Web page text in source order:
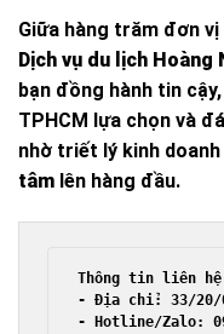
Giữa hàng trăm đơn
Dịch vụ du lịch Hoàng
bạn đồng hành tin
TPHCM lựa chọn và
nhờ triết lý kinh
tâm lên hàng đầu.
Thông tin liên hệ
- Địa chỉ: 33/20/
- Hotline/Zalo: